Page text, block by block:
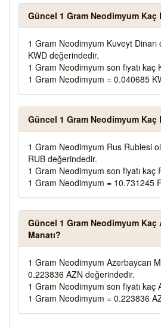
Güncel 1 Gram Neodimyum Kaç
1 Gram Neodimyum Kuveyt
KWD değerindedir.
1 Gram Neodimyum son fiyatı kaç
1 Gram Neodimyum = 0.040685
Güncel 1 Gram Neodimyum Kaç
1 Gram Neodimyum Rus Rublesi
RUB değerindedir.
1 Gram Neodimyum son fiyatı kaç
1 Gram Neodimyum = 10.731245
Güncel 1 Gram Neodimyum Kaç
Manatı?
1 Gram Neodimyum Azerbaycan
0.223836 AZN değerindedir.
1 Gram Neodimyum son fiyatı kaç
1 Gram Neodimyum = 0.223836